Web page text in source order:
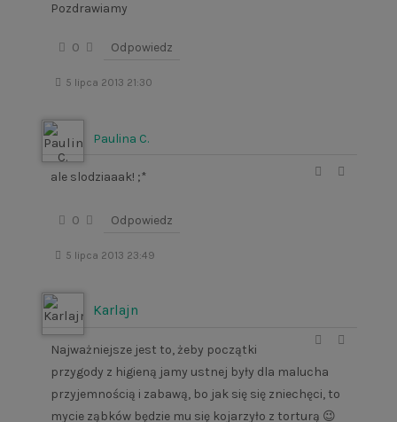
Pozdrawiamy
0 Odpowiedz
5 lipca 2013 21:30
Paulina C.
ale slodziaaak! ;*
0 Odpowiedz
5 lipca 2013 23:49
Karlajn
Najważniejsze jest to, żeby początki
przygody z higieną jamy ustnej były dla malucha
przyjemnością i zabawą, bo jak się się zniechęci, to
mycie ząbków będzie mu się kojarzyło z torturą 😉